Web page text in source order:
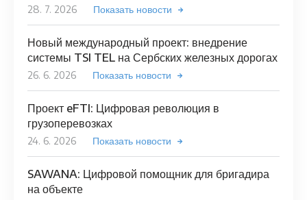
28. 7. 2026 Показать новости
Новый международный проект: внедрение
системы TSI TEL на Сербских железных дорогах
26. 6. 2026 Показать новости
Проект eFTI: Цифровая революция в
грузоперевозках
24. 6. 2026 Показать новости
SAWANA: Цифровой помощник для бригадира
на объекте